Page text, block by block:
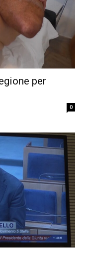
per
0